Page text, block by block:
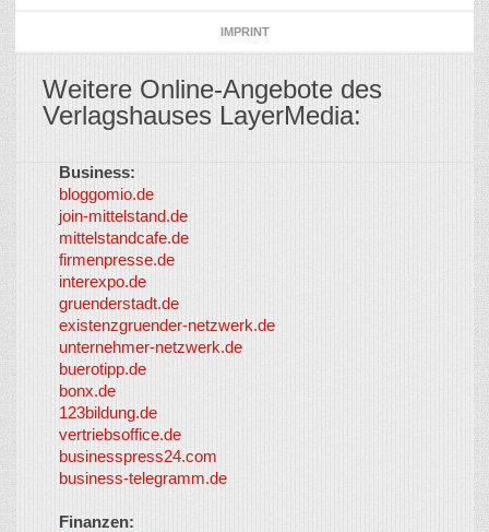
IMPRINT
Weitere Online-Angebote des
Verlagshauses LayerMedia:
Business:
bloggomio.de
join-mittelstand.de
mittelstandcafe.de
firmenpresse.de
interexpo.de
gruenderstadt.de
existenzgruender-netzwerk.de
unternehmer-netzwerk.de
buerotipp.de
bonx.de
123bildung.de
vertriebsoffice.de
businesspress24.com
business-telegramm.de
Finanzen:
So-